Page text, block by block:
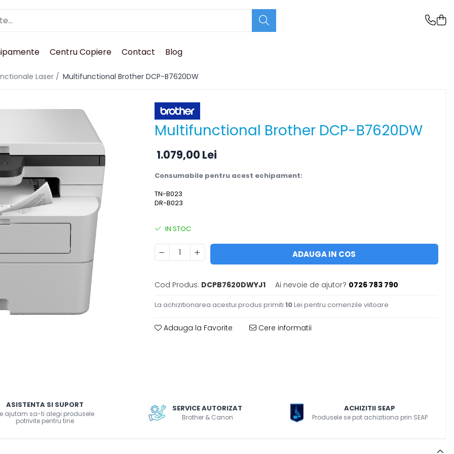
Centru Copiere Contact Blog
Laser / Multifunctional Brother DCP-B7620DW
Multifunctional Brother DCP-B7620DW
1.079,00 Lei
Consumabile pentru acest echipament:
TN-B023
DR-B023
IN STOC
ADAUGA IN COS
Cod Produs: DCPB7620DWYJ1 Ai nevoie de ajutor? 0726 783 790
La achizitionarea acestui produs primiti 10Lei pentru comenzile viitoare
Adauga la Favorite Cere informatii
ASISTENTA SI SUPORT
ajutam sa-ti alegi produsele
potrivite pentru tine
SERVICE AUTORIZAT
Brother & Canon
ACHIZITII SEAP
Produsele se pot achizitiona prin SEAP